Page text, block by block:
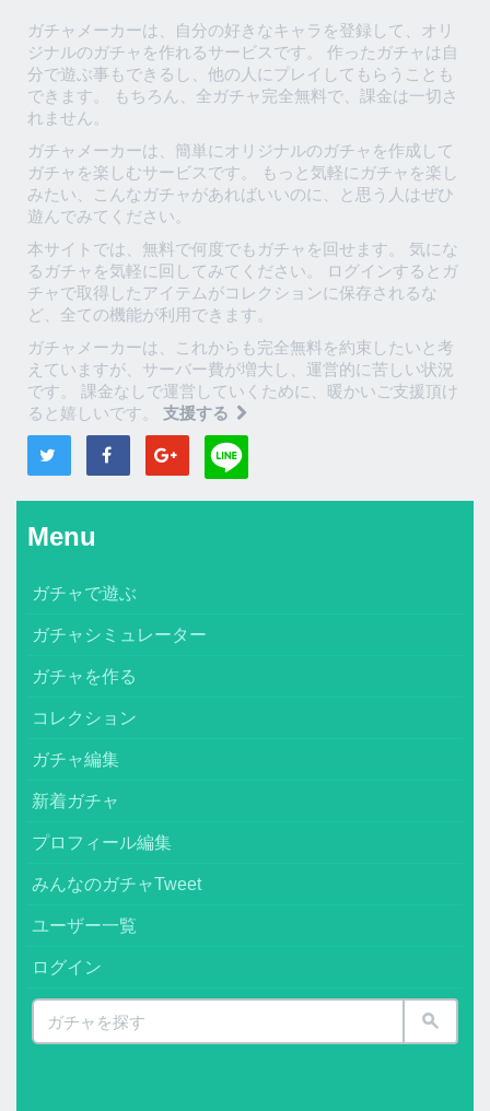
ガチャメーカーは、自分の好きなキャラを登録して、オリ
ジナルのガチャを作れるサービスです。 作ったガチャは自
分で遊ぶ事もできるし、他の人にプレイしてもらうことも
できます。 もちろん、全ガチャ完全無料で、課金は一切さ
れません。
ガチャメーカーは、簡単にオリジナルのガチャを作成して
ガチャを楽しむサービスです。 もっと気軽にガチャを楽し
みたい、こんなガチャがあればいいのに、と思う人はぜひ
遊んでみてください。
本サイトでは、無料で何度でもガチャを回せます。 気にな
るガチャを気軽に回してみてください。 ログインするとガ
チャで取得したアイテムがコレクションに保存されるな
ど、全ての機能が利用できます。
ガチャメーカーは、これからも完全無料を約束したいと考
えていますが、サーバー費が増大し、運営的に苦しい状況
です。 課金なしで運営していくために、暖かいご支援頂け
ると嬉しいです。 支援する
Menu
ガチャで遊ぶ
ガチャシミュレーター
ガチャを作る
コレクション
ガチャ編集
新着ガチャ
プロフィール編集
みんなのガチャTweet
ユーザー一覧
ログイン